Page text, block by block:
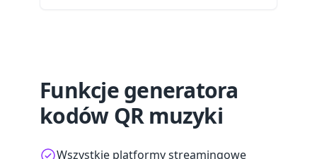
Funkcje generatora
kodów QR muzyki
Wszystkie platformy streamingowe